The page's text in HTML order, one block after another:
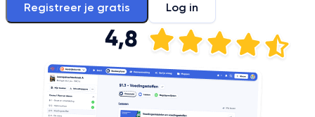
Registreer je gratis Log in